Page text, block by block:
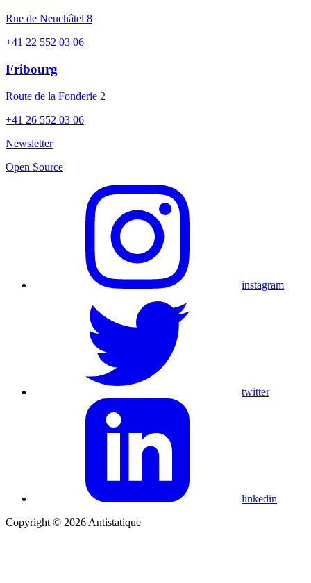
Rue de Neuchâtel 8
+41 22 552 03 06
Fribourg
Route de la Fonderie 2
+41 26 552 03 06
Newsletter
Open Source
instagram
twitter
linkedin
Copyright © 2026 Antistatique